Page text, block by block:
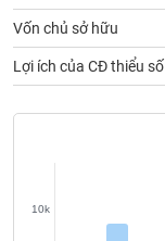
Vốn chủ sở hữu
Lợi ích của CĐ thiểu số
10k
Thuật
ngữ
(-)